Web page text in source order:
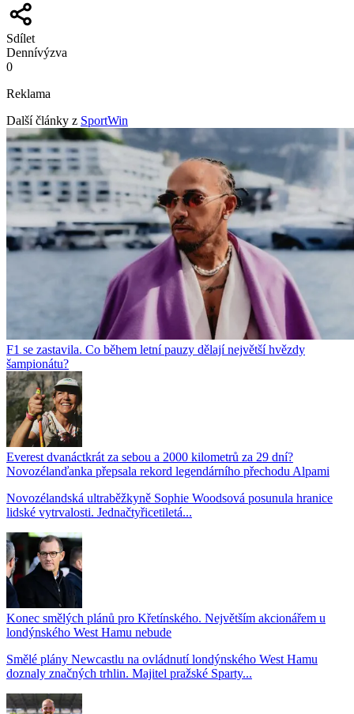
Sdílet
Dennívýzva
0
Reklama
Další články z SportWin
F1 se zastavila. Co během letní pauzy dělají největší hvězdy
šampionátu?
Everest dvanáctkrát za sebou a 2000 kilometrů za 29 dní?
Novozélanďanka přepsala rekord legendárního přechodu Alpami
Novozélandská ultraběžkyně Sophie Woodsová posunula hranice
lidské vytrvalosti. Jednačtyřicetiletá...
Konec smělých plánů pro Křetínského. Největším akcionářem u
londýnského West Hamu nebude
Smělé plány Newcastlu na ovládnutí londýnského West Hamu
doznaly značných trhlin. Majitel pražské Sparty...